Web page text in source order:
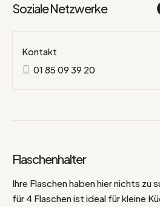
Soziale Netzwerke
Kontakt
01 85 09 39 20
Flaschenhalter
Ihre Flaschen haben hier nichts zu
für 4 Flaschen ist ideal für kleine